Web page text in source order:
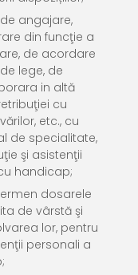
angajare,
din funcţie a
de acordare
lege, de
in altă
cu
etc., cu
de specialitate,
şi asistenţii
handicap;
dosarele
de vârstă şi
lor, pentru
personali a